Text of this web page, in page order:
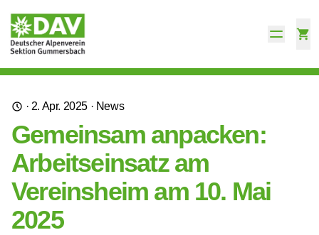
· 2. Apr. 2025 · News
Gemeinsam anpacken:
Arbeitseinsatz am
Vereinsheim am 10. Mai
2025